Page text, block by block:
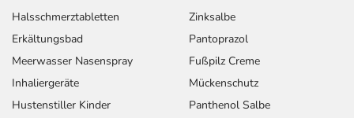
Halsschmerztabletten
Erkältungsbad
Meerwasser Nasenspray
Inhaliergeräte
Hustenstiller Kinder
Zinksalbe
Pantoprazol
Fußpilz Creme
Mückenschutz
Panthenol Salbe